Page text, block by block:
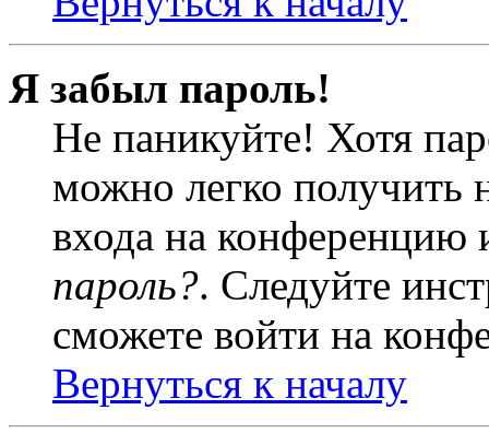
Я забыл пароль!
Не паникуйте! Хотя
можно легко получить
входа на
пароль?. Следуйте
сможете войти на
Вернуться к началу